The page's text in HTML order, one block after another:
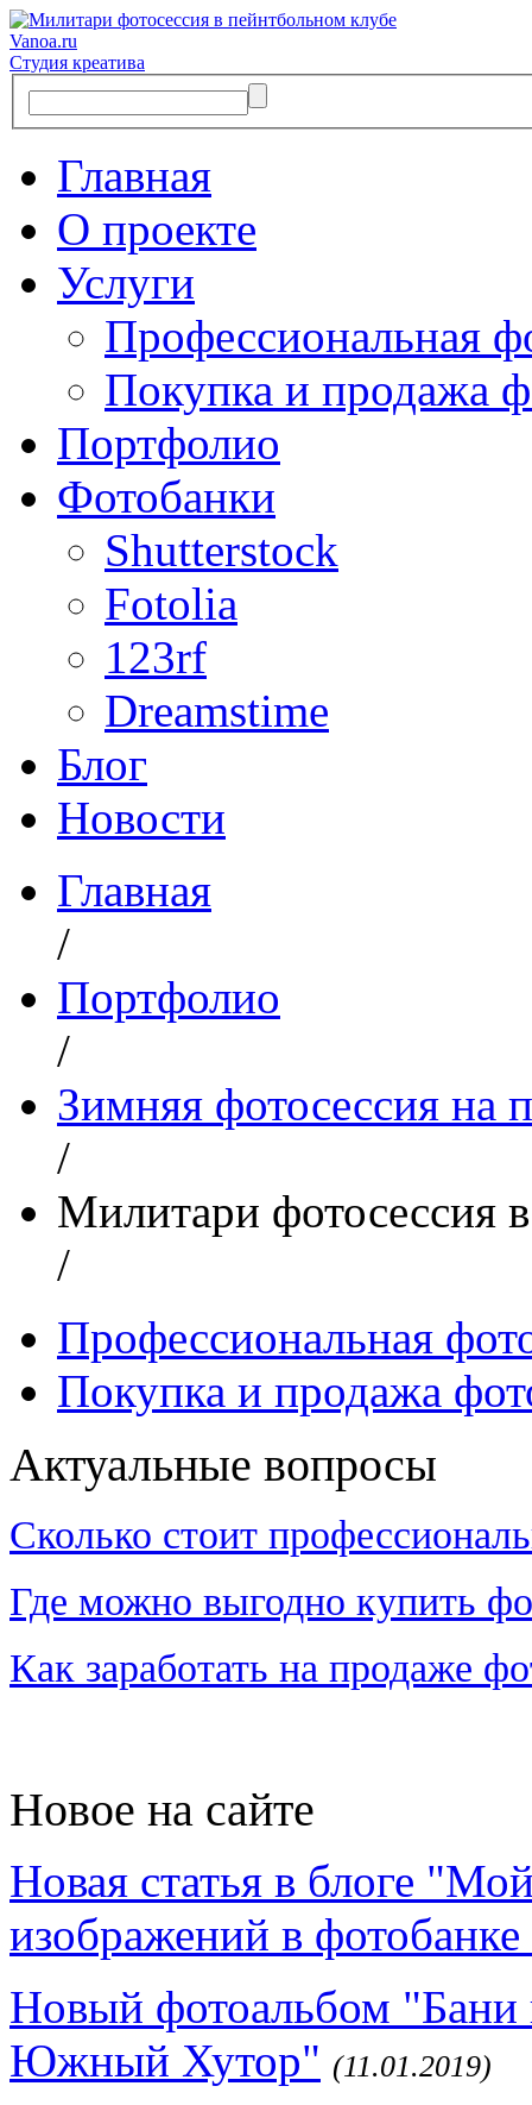
Vanoa.ru
Студия креатива
Главная
О проекте
Услуги
Профессиональная
Покупка и продажа
Портфолио
Фотобанки
Shutterstock
Fotolia
123rf
Dreamstime
Блог
Новости
Главная
/
Портфолио
/
Зимняя фотосессия на
/
Милитари фотосессия
/
Профессиональная
Покупка и продажа
Актуальные вопросы
Сколько стоит
Где можно выгодно купить
Как заработать на продаже
Новое на сайте
Новая статья в блоге
изображений в
Новый фотоальбом "Бани
Южный Хутор" (11.01.2019)